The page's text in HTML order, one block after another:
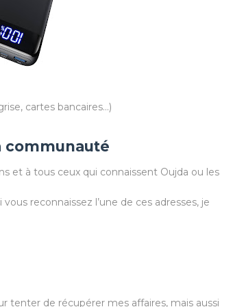
cartes bancaires...)
communauté
et à tous ceux qui connaissent Oujda ou les
reconnaissez l’une de ces adresses, je
de récupérer mes affaires, mais aussi